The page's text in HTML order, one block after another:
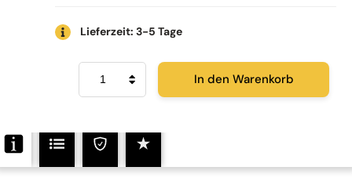
Lieferzeit: 3-5 Tage
NAD
399
In den Warenkorb